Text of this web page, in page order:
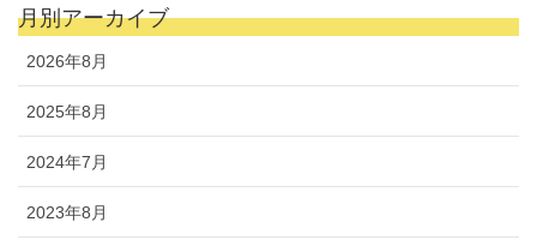
月別アーカイブ
2026年8月
2025年8月
2024年7月
2023年8月